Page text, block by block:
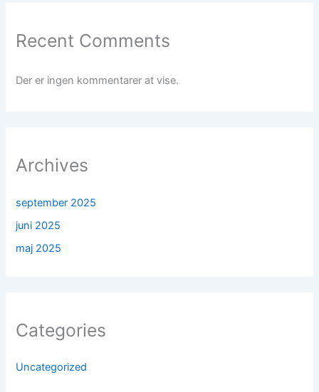
Recent Comments
Der er ingen kommentarer at vise.
Archives
september 2025
juni 2025
maj 2025
Categories
Uncategorized